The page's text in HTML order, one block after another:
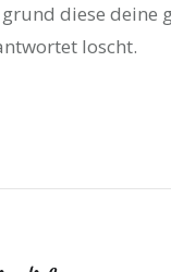
diese deine
loscht.